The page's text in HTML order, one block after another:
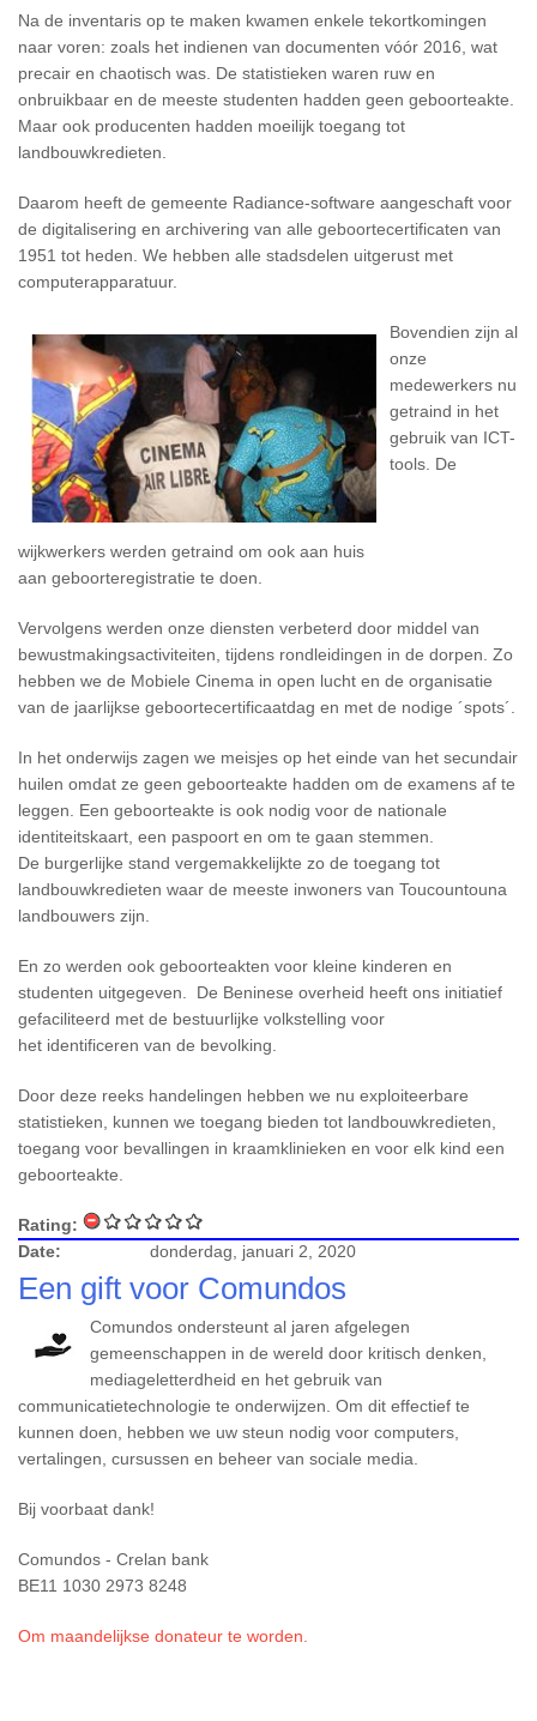
Na de inventaris op te maken kwamen enkele tekortkomingen
naar voren: zoals het indienen van documenten vóór 2016, wat
precair en chaotisch was. De statistieken waren ruw en
onbruikbaar en de meeste studenten hadden geen geboorteakte.
Maar ook producenten hadden moeilijk toegang tot
landbouwkredieten.
Daarom heeft de gemeente Radiance-software aangeschaft voor
de digitalisering en archivering van alle geboortecertificaten van
1951 tot heden. We hebben alle stadsdelen uitgerust met
computerapparatuur.
Bovendien zijn al
onze
medewerkers nu
getraind in het
gebruik van ICT-
tools. De
wijkwerkers werden getraind om ook aan huis
aan geboorteregistratie te doen.
Vervolgens werden onze diensten verbeterd door middel van
bewustmakingsactiviteiten, tijdens rondleidingen in de dorpen. Zo
hebben we de Mobiele Cinema in open lucht en de organisatie
van de jaarlijkse geboortecertificaatdag en met de nodige ´spots´.
In het onderwijs zagen we meisjes op het einde van het secundair
huilen omdat ze geen geboorteakte hadden om de examens af te
leggen. Een geboorteakte is ook nodig voor de nationale
identiteitskaart, een paspoort en om te gaan stemmen.
De burgerlijke stand vergemakkelijkte zo de toegang tot
landbouwkredieten waar de meeste inwoners van Toucountouna
landbouwers zijn.
En zo werden ook geboorteakten voor kleine kinderen en
studenten uitgegeven. De Beninese overheid heeft ons initiatief
gefaciliteerd met de bestuurlijke volkstelling voor
het identificeren van de bevolking.
Door deze reeks handelingen hebben we nu exploiteerbare
statistieken, kunnen we toegang bieden tot landbouwkredieten,
toegang voor bevallingen in kraamklinieken en voor elk kind een
geboorteakte.
Rating:
Date:
donderdag, januari 2, 2020
Een gift voor Comundos
Comundos ondersteunt al jaren afgelegen
gemeenschappen in de wereld door kritisch denken,
mediageletterdheid en het gebruik van
communicatietechnologie te onderwijzen. Om dit effectief te
kunnen doen, hebben we uw steun nodig voor computers,
vertalingen, cursussen en beheer van sociale media.
Bij voorbaat dank!
Comundos - Crelan bank
BE11 1030 2973 8248
Om maandelijkse donateur te worden.